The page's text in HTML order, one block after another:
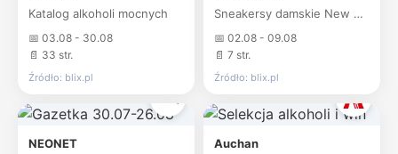
Katalog alkoholi mocnych
📅 03.08 - 30.08
📄 33 str.
Źródło: blix.pl
Sneakersy damskie New Balance
📅 02.08 - 09.08
📄 7 str.
Źródło: blix.pl
NEONET
Auchan